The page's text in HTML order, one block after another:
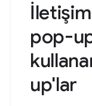
pop-
up'lar